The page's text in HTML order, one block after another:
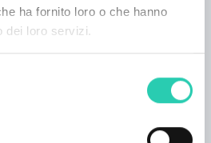
ha fornito loro o che hanno
dei loro servizi.
nello stesso
in giardino dove gli
caffè, cibo e bevande.
che negozi e una
di alimenti e bevande.